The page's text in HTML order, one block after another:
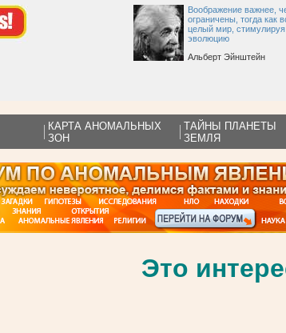
Воображение важнее,
ограничены, тогда как
целый мир,
эволюцию
Альберт Эйнштейн
КАРТА АНОМАЛЬНЫХ
ЗОН
ТАЙНЫ ПЛАНЕТЫ
ЗЕМЛЯ
Это